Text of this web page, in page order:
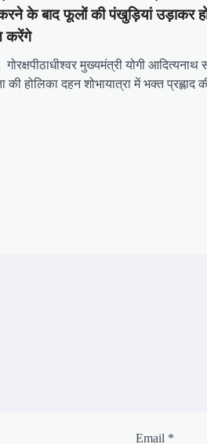
के बाद फूलों की पंखुड़ियां उड़ाकर
मुख्यमंत्री योगी आदित्यनाथ
की होलिका दहन शोभायात्रा में भक्त
Email *